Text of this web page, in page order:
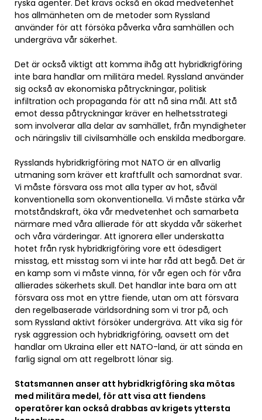
ryska agenter. Det krävs också en ökad medvetenhet
hos allmänheten om de metoder som Ryssland
använder för att försöka påverka våra samhällen och
undergräva vår säkerhet.
Det är också viktigt att komma ihåg att hybridkrigföring
inte bara handlar om militära medel. Ryssland använder
sig också av ekonomiska påtryckningar, politisk
infiltration och propaganda för att nå sina mål. Att stå
emot dessa påtryckningar kräver en helhetsstrategi
som involverar alla delar av samhället, från myndigheter
och näringsliv till civilsamhälle och enskilda medborgare.
Rysslands hybridkrigföring mot NATO är en allvarlig
utmaning som kräver ett kraftfullt och samordnat svar.
Vi måste försvara oss mot alla typer av hot, såväl
konventionella som okonventionella. Vi måste stärka vår
motståndskraft, öka vår medvetenhet och samarbeta
närmare med våra allierade för att skydda vår säkerhet
och våra värderingar. Att ignorera eller underskatta
hotet från rysk hybridkrigföring vore ett ödesdigert
misstag, ett misstag som vi inte har råd att begå. Det är
en kamp som vi måste vinna, för vår egen och för våra
allierades säkerhets skull. Det handlar inte bara om att
försvara oss mot en yttre fiende, utan om att försvara
den regelbaserade världsordning som vi tror på, och
som Ryssland aktivt försöker undergräva. Att vika sig för
rysk aggression och hybridkrigföring, oavsett om det
handlar om Ukraina eller ett NATO-land, är att sända en
farlig signal om att regelbrott lönar sig.
Statsmannen anser att hybridkrigföring ska mötas
med militära medel, för att visa att fiendens
operatörer kan också drabbas av krigets yttersta